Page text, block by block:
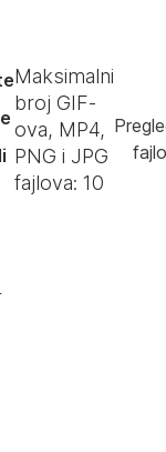
Maksimalni
broj GIF-
ova, MP4,
PNG i JPG
fajlova: 10